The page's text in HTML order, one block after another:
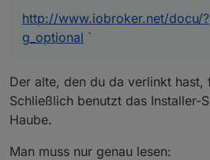
http://www.iobroker.net/docu/
g_optional `
Der alte, den du da verlinkt hast,
Schließlich benutzt das Installer-
Haube.
Man muss nur genau lesen: